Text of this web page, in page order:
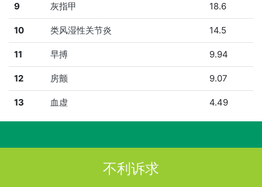
9 灰指甲 18.6
10 类风湿性关节炎 14.5
11 早搏 9.94
12 房颤 9.07
13 血虚 4.49
不利诉求